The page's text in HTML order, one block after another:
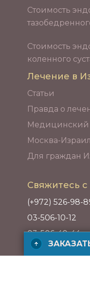
Стоимость
Стоимость
коленного
Лечение в
Статьи
Правда о
Медицинский
Москва-
Для граждан
Свяжитесь
(+972) 526-98-
03-506-10-12
03-506-40-44
Адрес